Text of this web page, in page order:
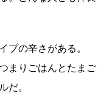
プの辛さがある。
まりごはんとたまご
だ。